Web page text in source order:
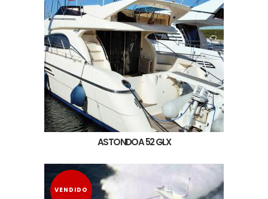
ASTONDOA 52 GLX
VENDIDO